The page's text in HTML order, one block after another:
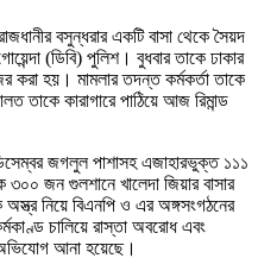
বসুন্ধরার একটি বাসা থেকে সৈয়দ
(ডিবি) পুলিশ। বুধবার তাকে ঢাকার
করা হয়। মামলার তদন্ত কর্মকর্তা তাকে
তাকে কারাগারে পাঠিয়ে আজ রিমান্ড
জগলুল পাশাসহ এজাহারভুক্ত ১১১
জন গুলশানে খালেদা জিয়ার বাসার
অস্ত্র নিয়ে বিএনপি ও এর অঙ্গসংগঠনের
চালিয়ে রাস্তা অবরোধ এবং
অভিযোগ আনা হয়েছে।